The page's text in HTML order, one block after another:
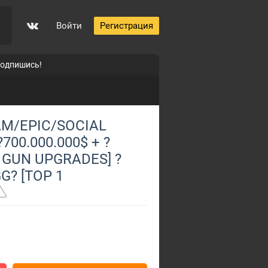
Войти Регистрация
EPIC/SOCIAL
+ ?
UPGRADES] ?
[TOP 1